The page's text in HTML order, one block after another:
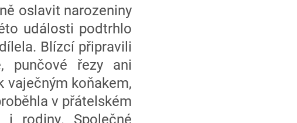
oslavit narozeniny
události podtrhlo
Blízcí připravili
punčové řezy ani
vaječným koňakem,
v přátelském
i rodiny. Společné